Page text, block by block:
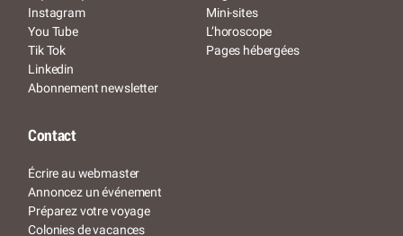
Instagram
You Tube
Tik Tok
Linkedin
Abonnement newsletter
Mini-sites
L’horoscope
Pages hébergées
Contact
Écrire au webmaster
Annoncez un événement
Préparez votre voyage
Colonies de vacances